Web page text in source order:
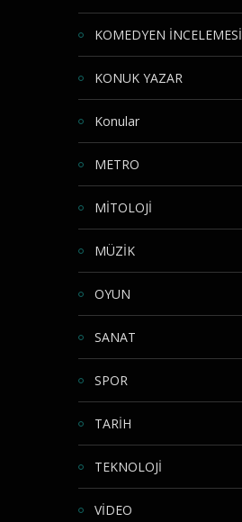
KOMEDYEN İNCELEMESİ
KONUK YAZAR
Konular
METRO
MİTOLOJİ
MÜZİK
OYUN
SANAT
SPOR
TARİH
TEKNOLOJİ
VİDEO